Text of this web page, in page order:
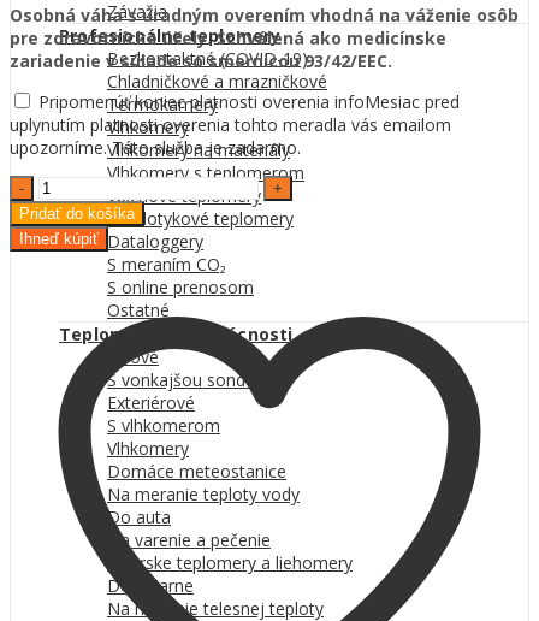
Závažia
Profesionálne teplomery
Bezkontaktné (COVID-19)
Chladničkové a mrazničkové
Termokamery
Vlhkomery
Vlhkomery na materiály
Vlhkomery s teplomerom
Vpichové teplomery
Bezdotykové teplomery
Dataloggery
S meraním CO₂
S online prenosom
Ostatné
Teplomery do domácnosti
Izbové
S vonkajšou sondou
Exteriérové
S vlhkomerom
Vlhkomery
Domáce meteostanice
Na meranie teploty vody
Do auta
Na varenie a pečenie
Vinárske teplomery a liehomery
Do udiarne
Na meranie telesnej teploty
Osobná váha s úradným overením vhodná na váženie osôb
pre zdravotnícke účely. Schválená ako medicínske
zariadenie v súlade so smernicou 93/42/EEC.
Pripomenúť koniec platnosti overenia infoMesiac pred
uplynutím platnosti overenia tohto meradla vás emailom
upozorníme. Táto služba je zadarmo.
Profesionálna
osobná
váha
pre
ambulancie
250K100PM
quantity
Pridať do košíka
Ihneď kúpiť